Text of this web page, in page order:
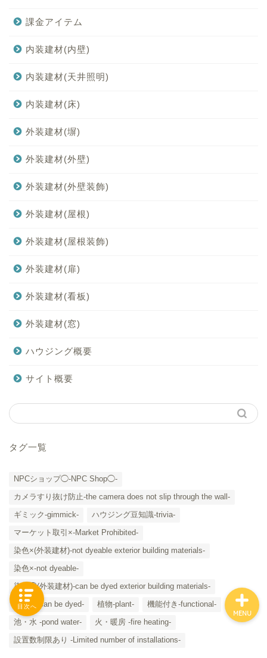
課金アイテム
内装建材(内壁)
内装建材(天井照明)
内装建材(床)
外装建材(塀)
外装建材(外壁)
外装建材(外壁装飾)
外装建材(屋根)
外装建材(屋根装飾)
外装建材(扉)
外装建材(看板)
外装建材(窓)
ハウジング概要
サイト概要
タグ一覧
NPCショップ◯-NPC Shop◯-
カメラすり抜け防止-the camera does not slip through the wall-
ギミック-gimmick-
ハウジング豆知識-trivia-
マーケット取引×-Market Prohibited-
染色×(外装建材)-not dyeable exterior building materials-
染色×-not dyeable-
染色◯(外装建材)-can be dyed exterior building materials-
染色◯-can be dyed-
植物-plant-
機能付き-functional-
池・水 -pond water-
火・暖房 -fire heating-
設置数制限あり -Limited number of installations-
MENU
は
ご要望はコチラから
目次へ